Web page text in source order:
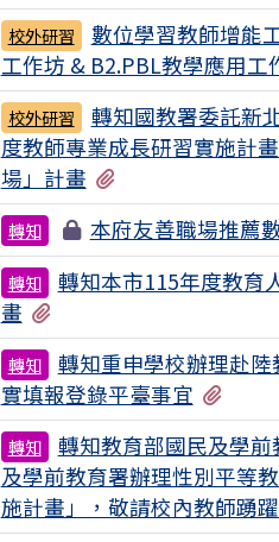
校外研習
數位學習教師增能
工作坊 & B2.PBL教學應用工
校外研習
轉知國教署委託新
度教師專業成長研習實施計
場」計畫
轉知 本府友善職場推薦
轉知
轉知本市115年度教育
畫
轉知
轉知重申學校辦理赴
實填報登錄平臺事宜
轉知
轉知教育部國民及學
及學前教育署辦理性別平等
施計畫」，敬請校內教師踴